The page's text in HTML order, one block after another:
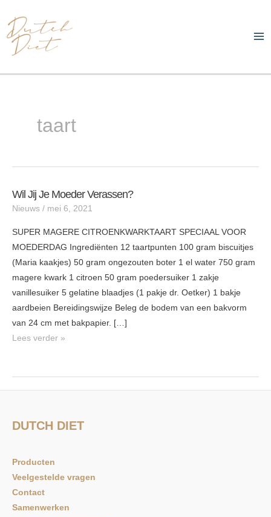
naar
de
inhoud
taart
Wil Jij Je Moeder Verassen?
Nieuws / mei 6, 2021
SUPER MAGERE CITROENKWARKTAART SPECIAAL VOOR
MOEDERDAG Ingrediënten 12 taartpunten 100 gram biscuitjes
(Maria kaakjes) 50 gram ongezouten boter 1 el water 750 gram
magere kwark 1 citroen 50 gram poedersuiker 1 zakje
vanillesuiker 5 gelatine blaadjes (1 pakje dr. Oetker) 1 bakje
aardbeien Bereidingswijze Beleg de bodem van een bakvorm
van 24 cm met bakpapier. […]
Wil
jij
Lees verder »
DUTCH DIET
Producten
Veelgestelde vragen
Contact
Samenwerken